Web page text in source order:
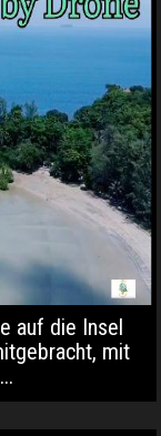
auf die Insel
mit